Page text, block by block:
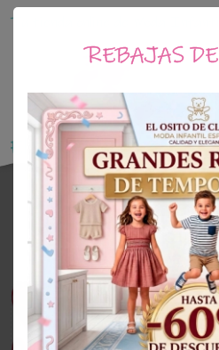
El Osito de Claudia
Tu tienda online de Moda Infantil
Outlet
REBAJAS